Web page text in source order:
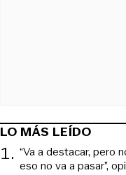
LO MÁS LEÍDO
1. “Va a destacar, pero
eso no va a pasar”,